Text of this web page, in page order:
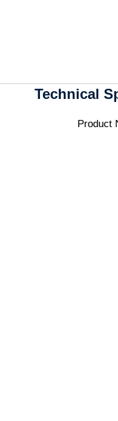
Technical
Product